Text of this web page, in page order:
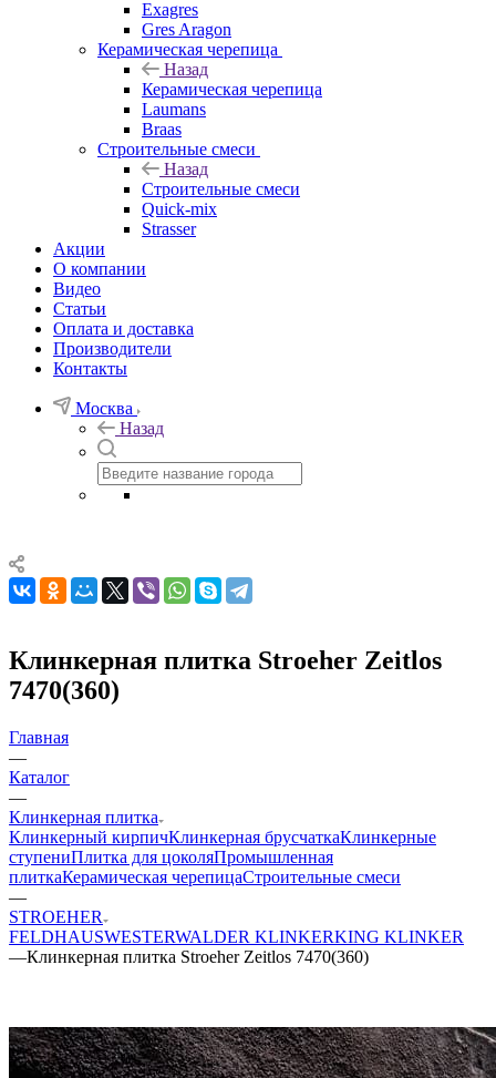
Exagres
Gres Aragon
Керамическая черепица
Назад
Керамическая черепица
Laumans
Braas
Строительные смеси
Назад
Строительные смеси
Quick-mix
Strasser
Акции
О компании
Видео
Статьи
Оплата и доставка
Производители
Контакты
Москва
Назад
Клинкерная плитка Stroeher Zeitlos
7470(360)
Главная
—
Каталог
—
Клинкерная плитка
Клинкерный кирпичКлинкерная брусчаткаКлинкерные
ступениПлитка для цоколяПромышленная
плиткаКерамическая черепицаСтроительные смеси
—
STROEHER
FELDHAUSWESTERWALDER KLINKERKING KLINKER
—Клинкерная плитка Stroeher Zeitlos 7470(360)